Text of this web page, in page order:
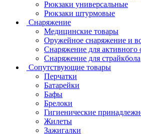
Рюкзаки универсальные
Рюкзаки штурмовые
Снаряжение
Медицинские товары
Оружейное снаряжение и
Снаряжение для активного
Снаряжение для страйкбола
Сопутствующие товары
Перчатки
Батарейки
Бафы
Брелоки
Гигиенические
Жилеты
Зажигалки